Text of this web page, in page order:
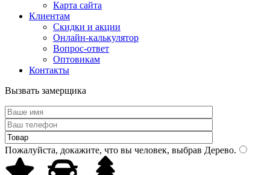
Карта сайта
Клиентам
Скидки и акции
Онлайн-калькулятор
Вопрос-ответ
Оптовикам
Контакты
Вызвать замерщика
Пожалуйста, докажите, что вы человек, выбрав Дерево.